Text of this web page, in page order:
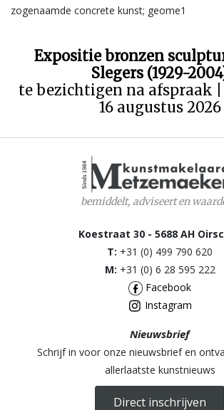
zogenaamde concrete kunst; geome1
Expositie bronzen
Slegers (1929-
te bezichtigen na afspraak
16 augustus 2026
bemiddelt, adviseert en
Koestraat 30 - 5688 AH
T: +31 (0) 499 790 620
M: +31 (0) 6 28 595 222
Facebook
Instagram
Nieuwsbrief
Schrijf in voor onze nieuwsbrief en
allerlaatste kunstnieuws
Direct inschrijven